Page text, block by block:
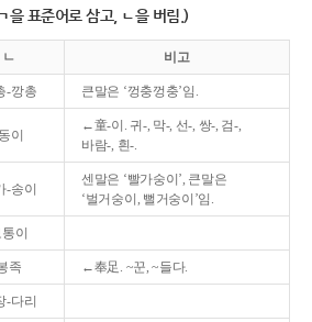
을 표준어로 삼고, ㄴ을 버림.)
ㄴ 비고
-깡총 큰말은 ‘껑충껑충’임.
이
←童-이. 귀-, 막-, 선-, 쌍-, 검-,
바람-, 흰-.
-송이
센말은 ‘빨가숭이’, 큰말은
‘벌거숭이, 뻘거숭이’임.
이
족 ←奉足. ~꾼, ~들다.
-다리